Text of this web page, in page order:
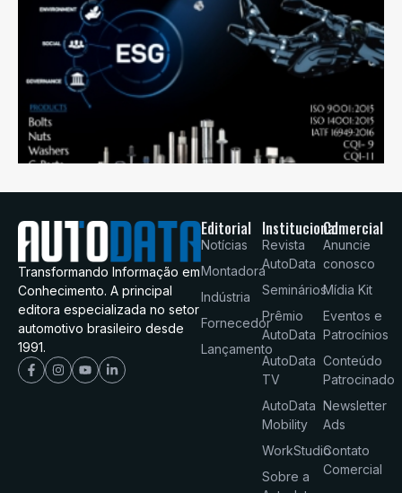
Transformando Informação em
Conhecimento. A principal
editora especializada no setor
automotivo brasileiro desde
1991.
Editorial
Notícias
Montadora
Indústria
Fornecedor
Lançamento
Institucional
Revista
AutoData
Seminários
Prêmio
AutoData
AutoData
TV
AutoData
Mobility
WorkStudio
Sobre a
Comercial
Anuncie
conosco
Mídia Kit
Eventos e
Patrocínios
Conteúdo
Patrocinado
Newsletter
Ads
Contato
Comercial